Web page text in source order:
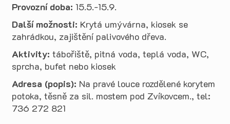
Provozní doba: 15.5.-15.9.
Další možnosti: Krytá umývárna, kiosek se
zahrádkou, zajištění palivového dřeva.
Aktivity: tábořiště, pitná voda, teplá voda, WC,
sprcha, bufet nebo kiosek
Adresa (popis): Na pravé louce rozdělené korytem
potoka, těsně za sil. mostem pod Zvíkovcem., tel:
736 272 821